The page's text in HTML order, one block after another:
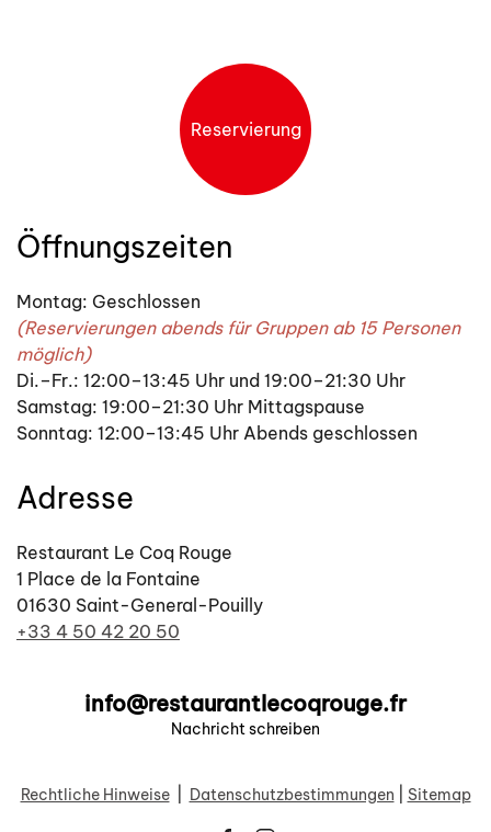
Reservierung
Öffnungszeiten
Montag: Geschlossen
(Reservierungen abends für Gruppen ab 15 Personen
möglich)
Di.–Fr.: 12:00–13:45 Uhr und 19:00–21:30 Uhr
Samstag: 19:00–21:30 Uhr Mittagspause
Sonntag: 12:00–13:45 Uhr Abends geschlossen
Adresse
Restaurant Le Coq Rouge
1 Place de la Fontaine
01630 Saint-General-Pouilly
+33 4 50 42 20 50
info@restaurantlecoqrouge.fr
Nachricht schreiben
Rechtliche Hinweise| Datenschutzbestimmungen Sitemap